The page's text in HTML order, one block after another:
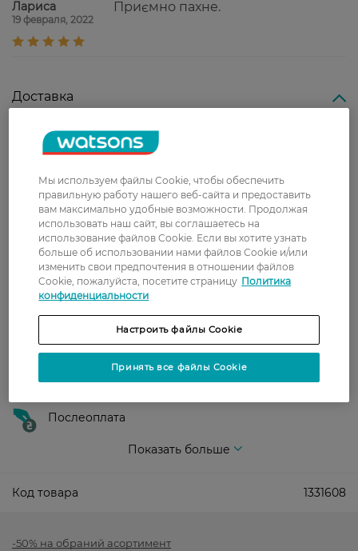
Лариса
19 февраля, 2022
Приємно пахне.
Доставка
Новая почта
В отделение Новой почты - 99 грн, бесплатно
Укрпочта
Стоимость доставки – 79 грн, бесплатная
доставка от – 599 грн
Забрать сегодня в магазине Watsons
Стоимость доставки – 0 грн
Показать больше
Оплата
Оплата картой
Послеоплата
Показать больше
Код товара 1331608
-50% на обраний асортимент
Мы используем файлы Cookie, чтобы обеспечить
правильную работу нашего веб-сайта и предоставить
вам максимально удобные возможности. Продолжая
использовать наш сайт, вы соглашаетесь на
использование файлов Cookie. Если вы хотите узнать
больше об использовании нами файлов Cookie и/или
изменить свои предпочтения в отношении файлов
Cookie, пожалуйста, посетите страницу Политика
конфиденциальности
Настроить файлы Cookie
Принять все файлы Cookie